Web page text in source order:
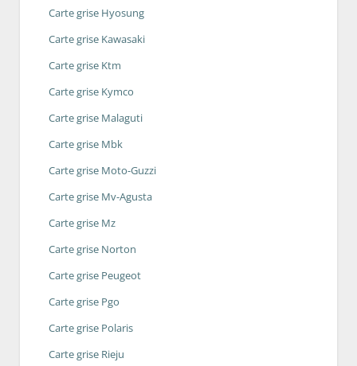
Carte grise Hyosung
Carte grise Kawasaki
Carte grise Ktm
Carte grise Kymco
Carte grise Malaguti
Carte grise Mbk
Carte grise Moto-Guzzi
Carte grise Mv-Agusta
Carte grise Mz
Carte grise Norton
Carte grise Peugeot
Carte grise Pgo
Carte grise Polaris
Carte grise Rieju